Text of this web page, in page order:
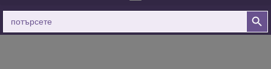
Търсене
за:
Бутон